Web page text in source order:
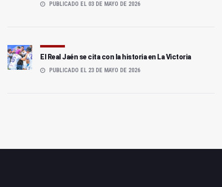
PUBLICADO EL 03 DE MAYO DE 2026
El Real Jaén se cita con la historia en La Victoria
PUBLICADO EL 23 DE MAYO DE 2026